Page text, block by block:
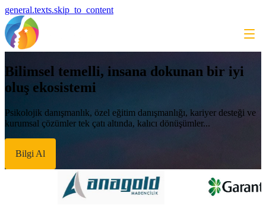
general.texts.skip_to_content
Bilimsel temelli, insana dokunan bir iyi
oluş ekosistemi
Psikolojik danışmanlık, özel eğitim danışmanlığı, kariyer desteği ve
kurumsal çözümler tek çatı altında, kalıcı dönüşümler...
Bilgi Al